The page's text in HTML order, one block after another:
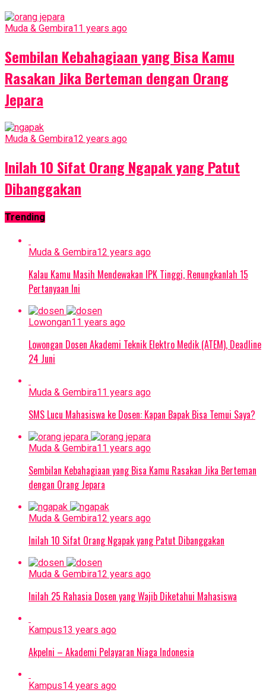
Muda & Gembira11 years ago
Sembilan Kebahagiaan yang Bisa Kamu
Rasakan Jika Berteman dengan Orang
Jepara
Muda & Gembira12 years ago
Inilah 10 Sifat Orang Ngapak yang Patut
Dibanggakan
Trending
Muda & Gembira12 years ago
Kalau Kamu Masih Mendewakan IPK Tinggi, Renungkanlah 15
Pertanyaan Ini
Lowongan11 years ago
Lowongan Dosen Akademi Teknik Elektro Medik (ATEM), Deadline
24 Juni
Muda & Gembira11 years ago
SMS Lucu Mahasiswa ke Dosen: Kapan Bapak Bisa Temui Saya?
Muda & Gembira11 years ago
Sembilan Kebahagiaan yang Bisa Kamu Rasakan Jika Berteman
dengan Orang Jepara
Muda & Gembira12 years ago
Inilah 10 Sifat Orang Ngapak yang Patut Dibanggakan
Muda & Gembira12 years ago
Inilah 25 Rahasia Dosen yang Wajib Diketahui Mahasiswa
Kampus13 years ago
Akpelni – Akademi Pelayaran Niaga Indonesia
Kampus14 years ago